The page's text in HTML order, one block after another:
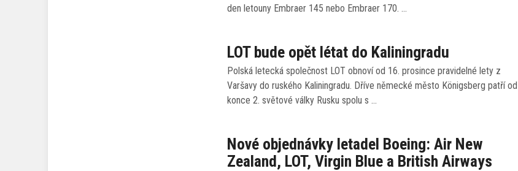
den letouny Embraer 145 nebo Embraer 170. …
LOT bude opět létat do Kaliningradu
Polská letecká společnost LOT obnoví od 16. prosince pravidelné lety z
Varšavy do ruského Kaliningradu. Dříve německé město Königsberg patří od
konce 2. světové války Rusku spolu s …
Nové objednávky letadel Boeing: Air New
Zealand, LOT, Virgin Blue a British Airways